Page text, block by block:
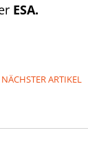
ESA.
NÄCHSTER ARTIKEL